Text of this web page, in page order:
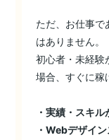
ただ、お仕事で
はありません。
初心者・未経験
場合、すぐに稼
・実績・スキ
・Webデザイ